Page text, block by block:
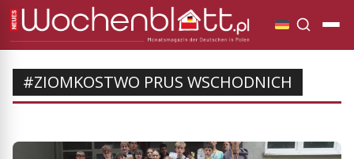
#ZIOMKOSTWO PRUS WSCHODNICH